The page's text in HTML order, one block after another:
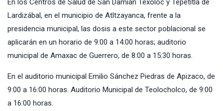
En los Centros de Salud de San Damián Texoloc y Tepetitla de
Lardizábal, en el municipio de Atltzayanca, frente a la
presidencia municipal, las dosis a este sector poblacional se
aplicarán en un horario de 9:00 a 14:00 horas; auditorio
municipal de Amaxac de Guerrero, de 8:00 a 15:30 horas.
En el auditorio municipal Emilio Sánchez Piedras de Apizaco, de
9:00 a 16:00 horas. Auditorio Municipal de Teolocholco, de 9:00
a 16:00 horas.